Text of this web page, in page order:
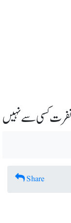
کسی سے نہیں
Share